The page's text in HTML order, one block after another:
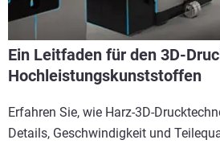
Ein Leitfaden für den 3D-
Hochleistungskunststoffen
Erfahren Sie, wie Harz-3D-
Details, Geschwindigkeit und